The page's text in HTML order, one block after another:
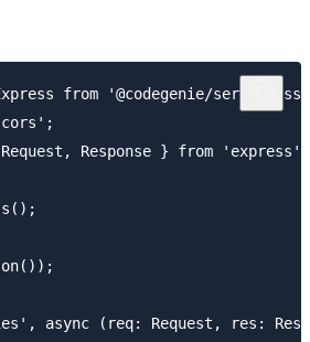
from '@codegenie/
Response } from 'express';
async (req: Request, res: